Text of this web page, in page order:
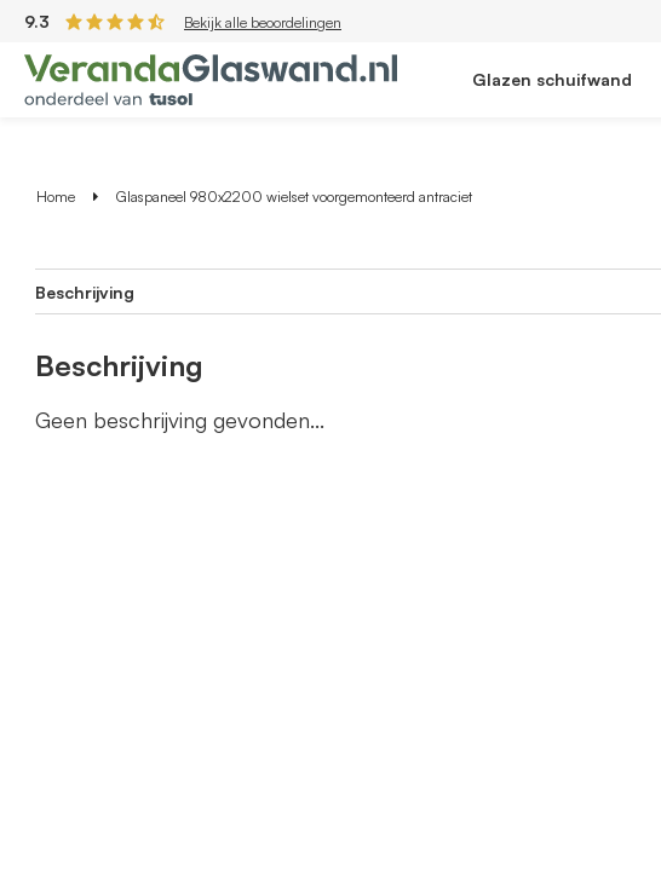
9.3 Bekijk alle beoordelingen
Glazen schuifwand
Home Glaspaneel 980x2200 wielset voorgemonteerd antraciet
Beschrijving
Beschrijving
Geen beschrijving gevonden...